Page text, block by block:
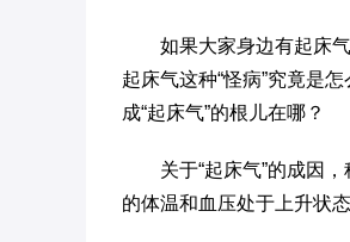
如果大家身边有起床
起床气这种“怪病”究竟是
成“起床气”的根儿在哪？
关于“起床气”的成因
的体温和血压处于上升状